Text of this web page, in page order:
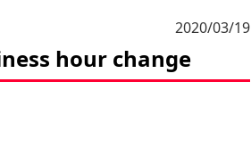
2020/03/19
hour change